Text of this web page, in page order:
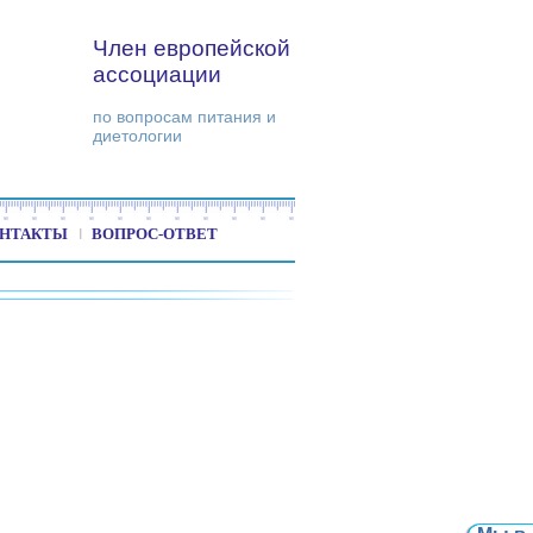
Член европейской
ассоциации
по вопросам питания и
диетологии
ВОПРОС-ОТВЕТ